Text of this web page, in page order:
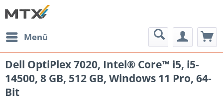
Menü
Dell OptiPlex 7020, Intel® Core™ i5, i5-
14500, 8 GB, 512 GB, Windows 11 Pro, 64-
Bit